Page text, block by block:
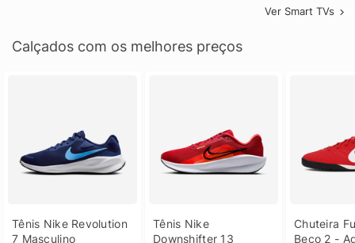
Ver Smart TVs
Calçados com os melhores preços
Tênis Nike Revolution
7 Masculino
Tênis Nike
Downshifter 13
Chuteira
Beco 2 -